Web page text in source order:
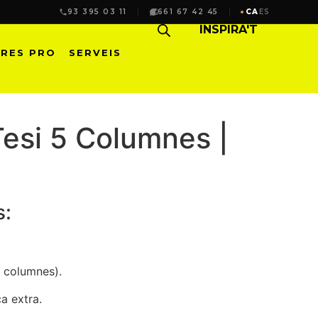
93 395 03 11 661 67 42 45 CA ES
PRO SERVEIS
INSPIRA'T
5 Columnes |
extra.